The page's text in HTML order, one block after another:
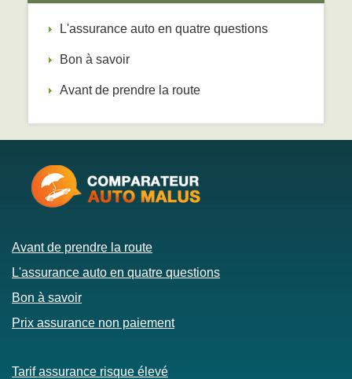
L'assurance auto en quatre questions
Bon à savoir
Avant de prendre la route
Avant de prendre la route
L'assurance auto en quatre questions
Bon à savoir
Prix assurance non paiement
Tarif assurance risque élevé